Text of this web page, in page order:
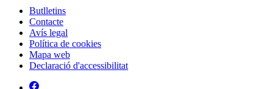
Peu
Butlletins
Contacte
Avís legal
Política de cookies
Mapa web
Declaració d'accessibilitat